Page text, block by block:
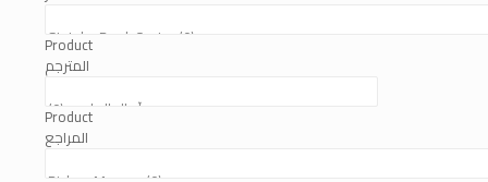
Product
المترجم
Product
المراجع